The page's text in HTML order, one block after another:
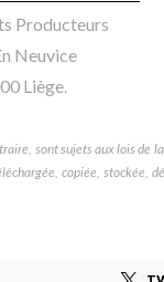
Producteurs
Neuvice
Liège.
sont sujets aux lois
copiée, stockée,